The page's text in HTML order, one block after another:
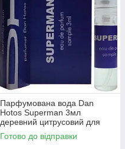
Парфумована вода Dan
Hotos Superman 3мл
деревний цитрусовий для
чоловіків стійкий пробник Дан
Хотос
Готово до відправки